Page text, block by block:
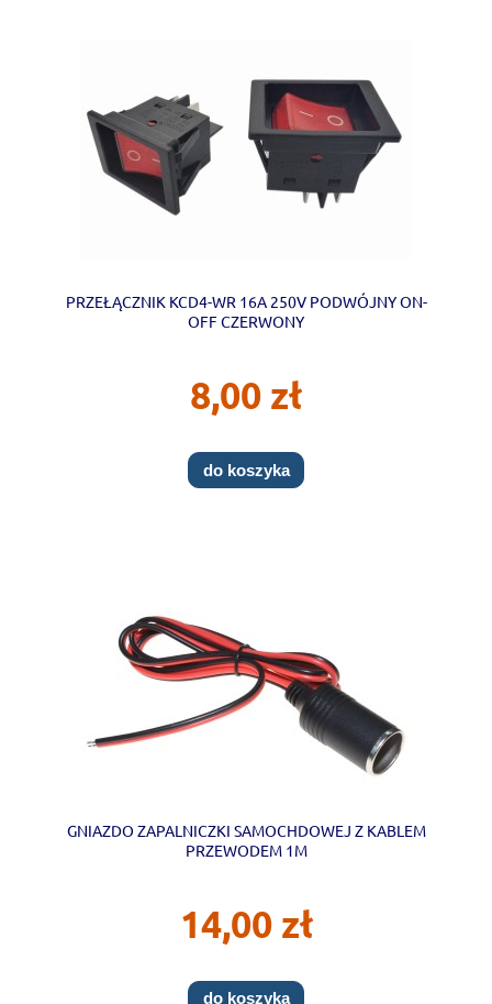
PRZEŁĄCZNIK KCD4-WR 16A 250V PODWÓJNY ON-
OFF CZERWONY
8,00 zł
do koszyka
GNIAZDO ZAPALNICZKI SAMOCHDOWEJ Z KABLEM
PRZEWODEM 1M
14,00 zł
do koszyka